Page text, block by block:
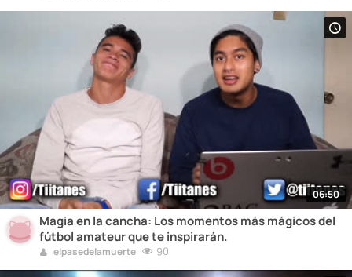
06:50
Magia en la cancha: Los momentos más mágicos del
fútbol amateur que te inspirarán.
elpasedelamuerte 90